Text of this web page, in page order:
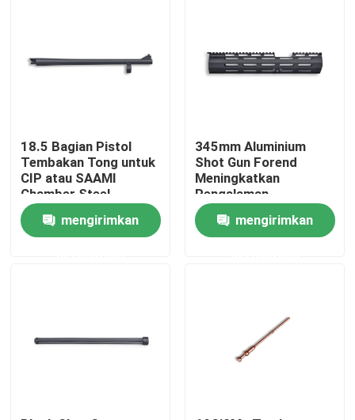
Tentang Kami
Kontrol Kualitas
Hubungi Kami
18.5 Bagian Pistol
Tembakan Tong untuk
CIP atau SAAMI
Chamber Steel
Konstruksi
mengirimkan
345mm Aluminium
Shot Gun Forend
Meningkatkan
Pengalaman
Menembak Ringan
mengirimkan